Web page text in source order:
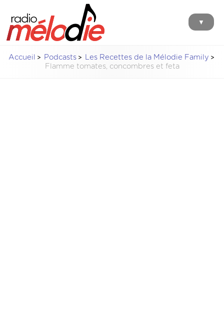
▼
Accueil Podcasts
Les Recettes de la Mélodie Family
Flamme tomates, concombres et feta